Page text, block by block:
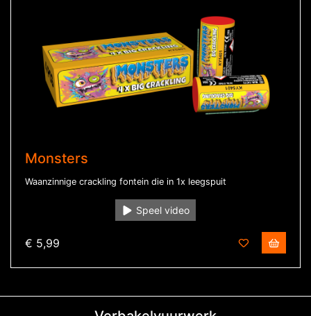
Monsters
Waanzinnige crackling fontein die in 1x leegspuit
Speel video
€ 5,99